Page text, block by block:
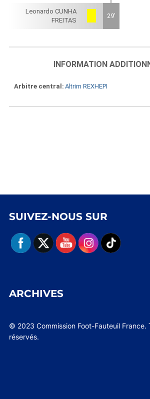
Leonardo CUNHA
FREITAS
29'
INFORMATION
Arbitre central Altrim REXHEPI
SUIVEZ-NOUS SUR
ARCHIVES
© 2023 Commission Foot-Fauteuil France.
réservés.